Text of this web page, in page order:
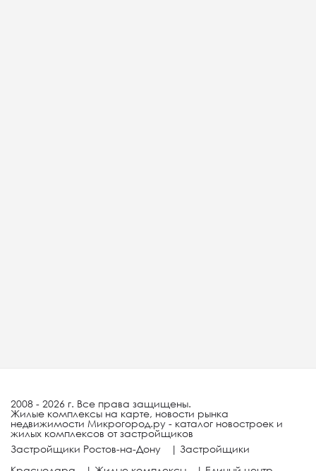
2008 - 2026 г. Все права защищены.
Жилые комплексы на карте, новости рынка
недвижимости Микрогород.ру - каталог новостроек и
жилых комплексов от застройщиков
Застройщики Ростов-на-Дону
| Застройщики